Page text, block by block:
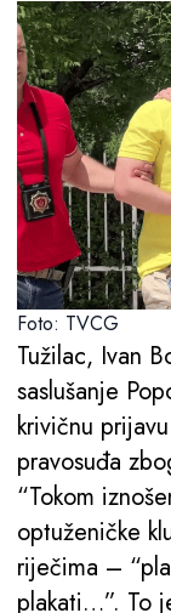
Foto: TVCG
Tužilac, Ivan
saslušanje
krivičnu
pravosuđa
“Tokom
optuženičke
riječima –
plakati…”. To